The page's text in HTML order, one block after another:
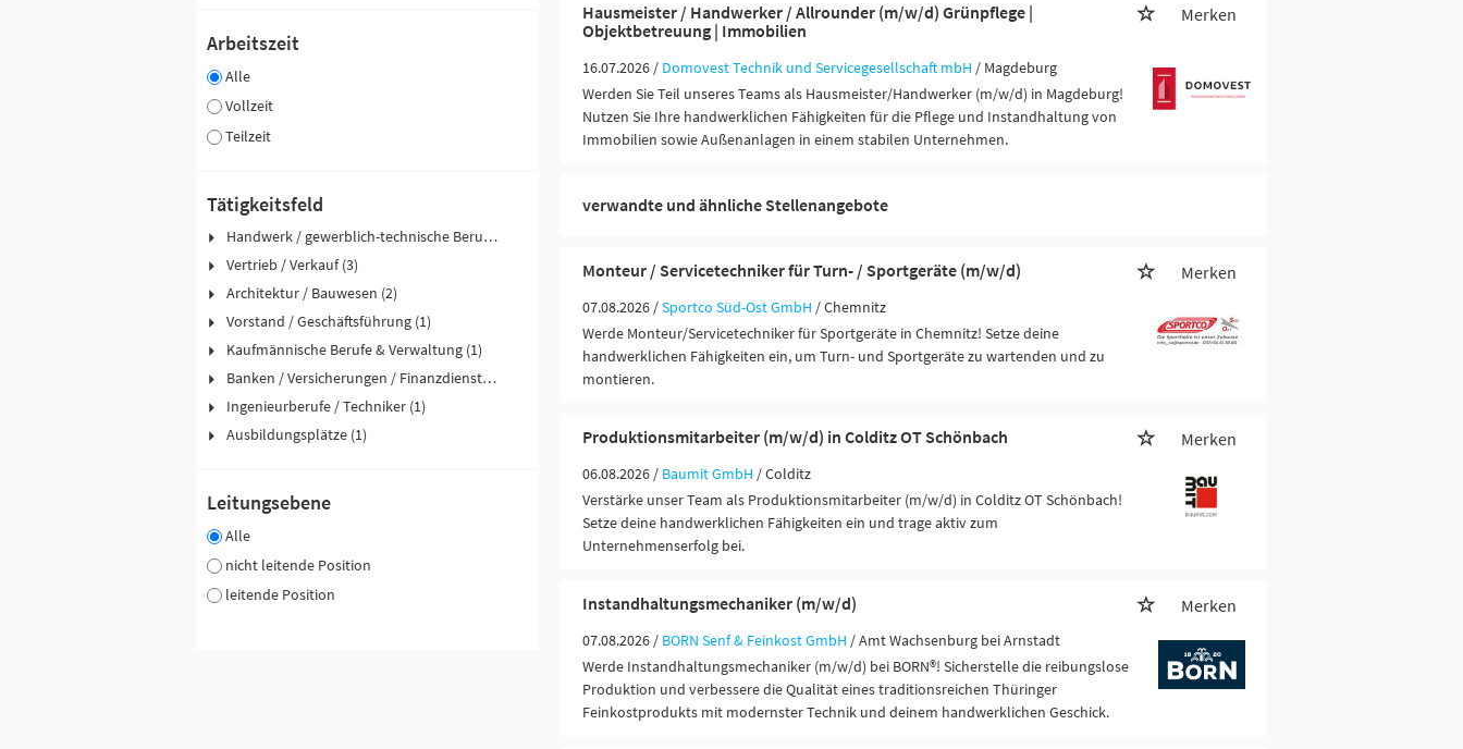
Arbeitszeit
Alle
Vollzeit
Teilzeit
Tätigkeitsfeld
Handwerk / gewerblich-technische Berufe (14)
Vertrieb / Verkauf (3)
Architektur / Bauwesen (2)
Vorstand / Geschäftsführung (1)
Kaufmännische Berufe & Verwaltung (1)
Banken / Versicherungen / Finanzdienstleister (1)
Ingenieurberufe / Techniker (1)
Ausbildungsplätze (1)
Leitungsebene
Alle
nicht leitende Position
leitende Position
Hausmeister / Handwerker / Allrounder (m/w/d) Grünpflege |
Objektbetreuung | Immobilien
Merken
16.07.2026 / Domovest Technik und Servicegesellschaft mbH / Magdeburg
Werden Sie Teil unseres Teams als Hausmeister/Handwerker (m/w/d) in Magdeburg!
Nutzen Sie Ihre handwerklichen Fähigkeiten für die Pflege und Instandhaltung von
Immobilien sowie Außenanlagen in einem stabilen Unternehmen.
verwandte und ähnliche Stellenangebote
Monteur / Servicetechniker für Turn- / Sportgeräte (m/w/d) Merken
07.08.2026 /Sportco Süd-Ost GmbH / Chemnitz
Werde Monteur/Servicetechniker für Sportgeräte in Chemnitz! Setze deine
handwerklichen Fähigkeiten ein, um Turn- und Sportgeräte zu wartenden und zu
montieren.
Produktionsmitarbeiter (m/w/d) in Colditz OT Schönbach Merken
06.08.2026 / Baumit GmbH / Colditz
Verstärke unser Team als Produktionsmitarbeiter (m/w/d) in Colditz OT Schönbach!
Setze deine handwerklichen Fähigkeiten ein und trage aktiv zum
Unternehmenserfolg bei.
Instandhaltungsmechaniker (m/w/d) Merken
07.08.2026 / BORN Senf & Feinkost GmbH / Amt Wachsenburg bei Arnstadt
Werde Instandhaltungsmechaniker (m/w/d) bei BORN®! Sicherstelle die reibungslose
Produktion und verbessere die Qualität eines traditionsreichen Thüringer
Feinkostprodukts mit modernster Technik und deinem handwerklichen Geschick.